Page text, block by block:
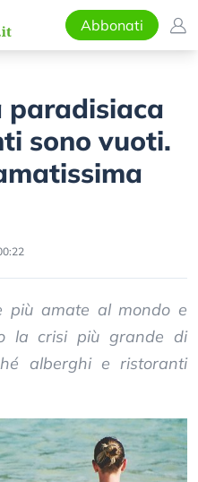
Abbonati
paradisiaca
sono vuoti.
più amate al mondo e
la crisi più grande di
alberghi e ristoranti